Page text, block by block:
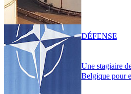
Une stagiaire
Belgique pour
DÉFENSE